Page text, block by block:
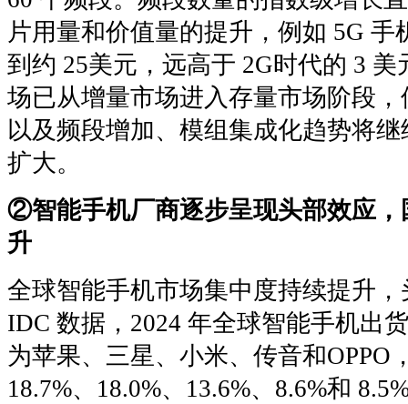
片用量和价值量的提升，例如 5G
到约 25美元，远高于 2G时代的 3
场已从增量市场进入存量市场阶段
以及频段增加、模组集成化趋势将
扩大。
②智能手机厂商逐步呈现头部效应，
升
全球智能手机市场集中度持续提升
IDC 数据，2024 年全球智能手机出
为苹果、三星、小米、传音和OPPO
18.7%、18.0%、13.6%、8.6%和